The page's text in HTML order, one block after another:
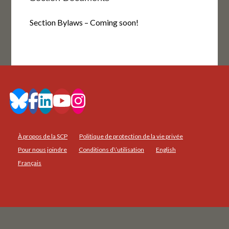
Section Bylaws – Coming soon!
À propos de la SCP
Politique de protection de la vie privée
Pour nous joindre
Conditions d\’utilisation
English
Français